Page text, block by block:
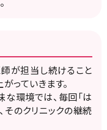
が担当し続けること
っていきます。
環境では、毎回「は
そのクリニックの継続